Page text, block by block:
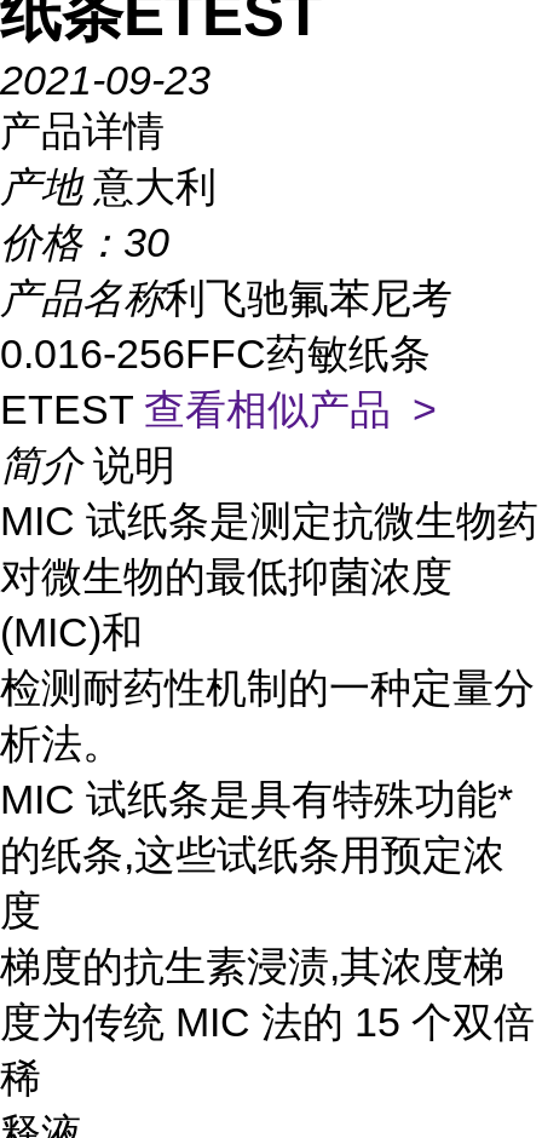
纸条ETEST
2021-09-23
产品详情
产地 意大利
价格： 30
产品名称利飞驰氟苯尼考
0.016-256FFC药敏纸条
ETEST 查看相似产品 >
简介 说明
MIC 试纸条是测定抗微生物药
对微生物的最低抑菌浓度
(MIC)和
检测耐药性机制的一种定量分
析法。
MIC 试纸条是具有特殊功能*
的纸条,这些试纸条用预定浓
度
梯度的抗生素浸渍,其浓度梯
度为传统 MIC 法的 15 个双倍
稀